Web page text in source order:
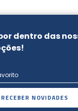
dentro das
RECEBER NOVIDADES